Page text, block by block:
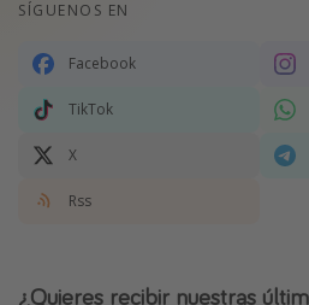
SÍGUENOS EN
Facebook
TikTok
X
Rss
¿Quieres recibir nuestras